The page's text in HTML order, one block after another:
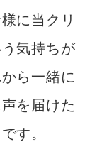
に当クリ
気持ちが
ら一緒に
を届けた
す。